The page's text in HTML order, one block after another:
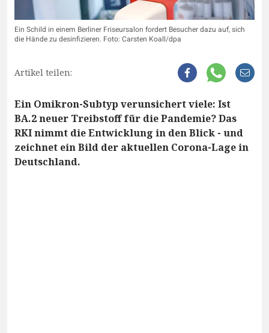
Ein Schild in einem Berliner Friseursalon fordert Besucher dazu auf, sich
die Hände zu desinfizieren. Foto: Carsten Koall/dpa
Artikel teilen:
Ein Omikron-Subtyp verunsichert viele: Ist
BA.2 neuer Treibstoff für die Pandemie? Das
RKI nimmt die Entwicklung in den Blick - und
zeichnet ein Bild der aktuellen Corona-Lage in
Deutschland.